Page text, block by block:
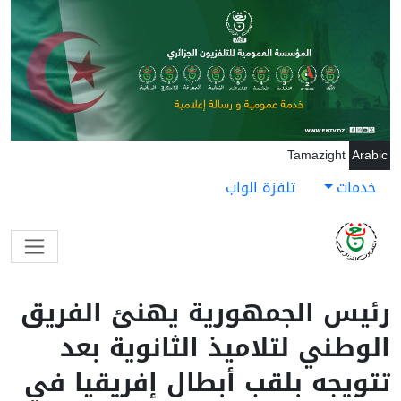
تجاوز إلى المحتوى الرئيسي
Arabic
Tamazight
خدمات تلفزة الواب
رئيس الجمهورية يهنئ الفريق
الوطني لتلاميذ الثانوية بعد
تتويجه بلقب أبطال إفريقيا في